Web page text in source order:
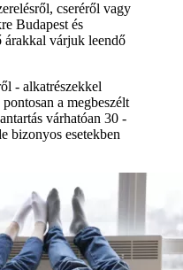
cseréről vagy
Budapest és
árakkal várjuk leendő
- alkatrészekkel
a megbeszélt
várhatóan 30 -
bizonyos esetekben